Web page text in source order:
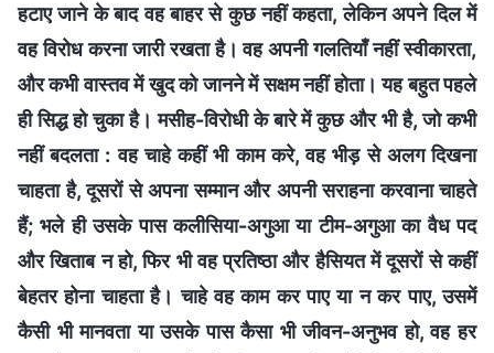
हटाए जाने के बाद वह बाहर से कुछ नहीं कहता, लेकिन अपने दिल में
वह विरोध करना जारी रखता है। वह अपनी गलतियाँ नहीं स्वीकारता,
और कभी वास्तव में खुद को जानने में सक्षम नहीं होता। यह बहुत पहले
ही सिद्ध हो चुका है। मसीह-विरोधी के बारे में कुछ और भी है, जो कभी
नहीं बदलता : वह चाहे कहीं भी काम करे, वह भीड़ से अलग दिखना
चाहता है, दूसरों से अपना सम्मान और अपनी सराहना करवाना चाहते
हैं; भले ही उसके पास कलीसिया-अगुआ या टीम-अगुआ का वैध पद
और खिताब न हो, फिर भी वह प्रतिष्ठा और हैसियत में दूसरों से कहीं
बेहतर होना चाहता है। चाहे वह काम कर पाए या न कर पाए, उसमें
कैसी भी मानवता या उसके पास कैसा भी जीवन-अनुभव हो, वह हर